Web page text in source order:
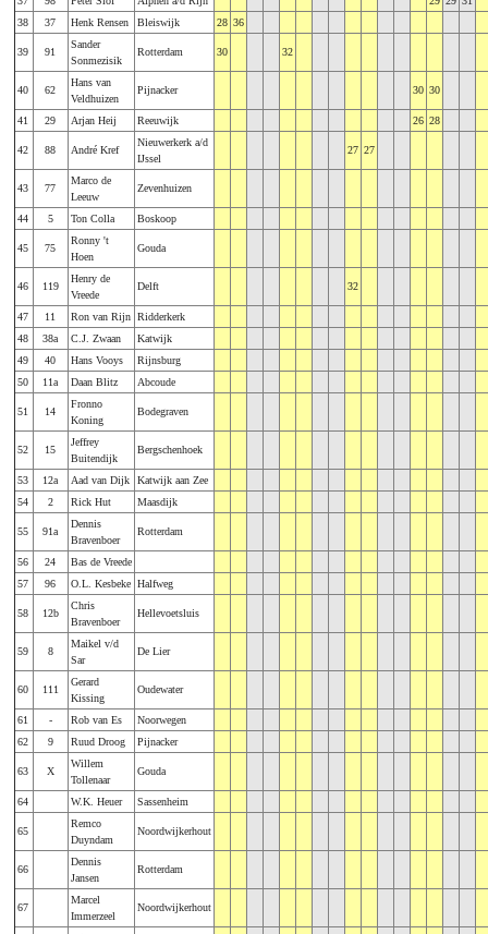
38
37 Henk Rensen Bleiswijk 28 36
39 91
Sander
Sonmezisik
Rotterdam 30 32
40 62
Hans van
Veldhuizen
Pijnacker 30 30
41 29 Arjan Heij Reeuwijk 26 28
42 88 André Kref
Nieuwerkerk a/d
IJssel
27 27
43 77
Marco de
Leeuw
Zevenhuizen
44 5 Ton Colla Boskoop
45 75
Ronny 't
Hoen
Gouda
46 119
Henry de
Vreede
Delft 32
47 11 Ron van Rijn Ridderkerk
48
38a C.J. Zwaan
Katwijk
49
40 Hans Vooys
Rijnsburg
50
11a Daan Blitz Abcoude
51 14
Fronno
Koning
Bodegraven
52 15
Jeffrey
Buitendijk
Bergschenhoek
53 12a Aad van Dijk
Katwijk aan Zee
54
2 Rick Hut Maasdijk
55 91a
Dennis
Bravenboer
Rotterdam
56 24
Bas de Vreede
57
96 O.L. Kesbeke Halfweg
58 12b
Chris
Bravenboer
Hellevoetsluis
59 8
Maikel v/d
Sar
De Lier
60 111
Gerard
Kissing
Oudewater
61 - Rob van Es
Noorwegen
62
9 Ruud Droog Pijnacker
63 X
Willem
Tollenaar
Gouda
64 W.K. Heuer Sassenheim
65
Remco
Duyndam
Noordwijkerhout
66
Dennis
Jansen
Rotterdam
67
Marcel
Immerzeel
Noordwijkerhout